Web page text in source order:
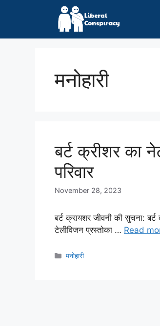
मनोहारी
बर्ट क्रीशर का
परिवार
November 28, 2023
बर्ट क्रायशर जीवनी की सुचना:
टेलीविजन प्रस्तोका … Read
Categories
मनोहारी